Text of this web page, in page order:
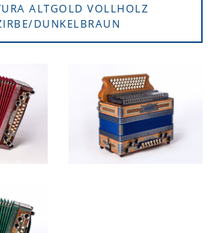
ALTGOLD VOLLHOLZ
DUNKELBRAUN